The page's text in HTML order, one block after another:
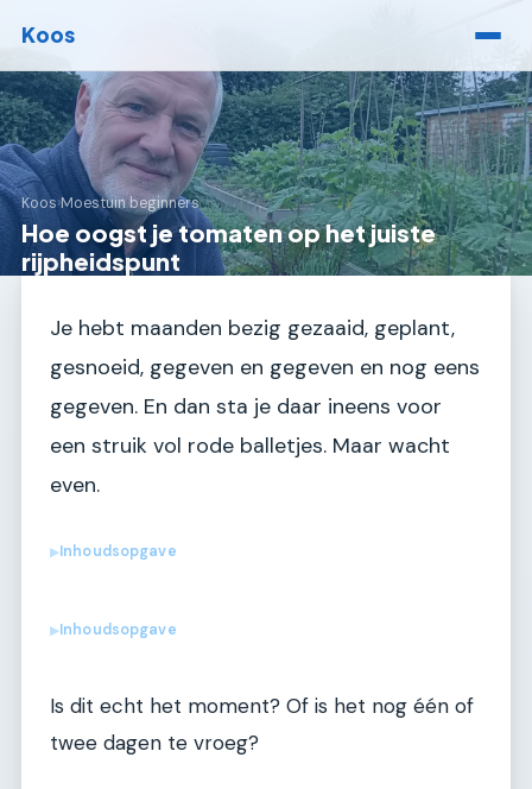
Koos
Koos›Moestuin beginners
Hoe oogst je tomaten op het juiste
rijpheidspunt
Je hebt maanden bezig gezaaid, geplant,
gesnoeid, gegeven en gegeven en nog eens
gegeven. En dan sta je daar ineens voor
een struik vol rode balletjes. Maar wacht
even.
▶Inhoudsopgave
▶Inhoudsopgave
Is dit echt het moment? Of is het nog één of
twee dagen te vroeg?